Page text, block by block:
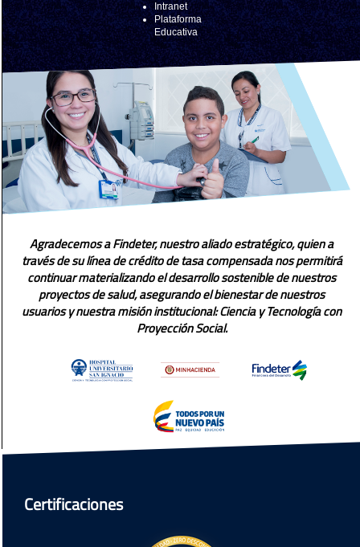
Intranet
Plataforma
Educativa
Agradecemos a Findeter, nuestro aliado estratégico, quien a
través de su línea de crédito de tasa compensada nos permitirá
continuar materializando el desarrollo sostenible de nuestros
proyectos de salud, asegurando el bienestar de nuestros
usuarios y nuestra misión institucional: Ciencia y Tecnología con
Proyección Social.
Certificaciones